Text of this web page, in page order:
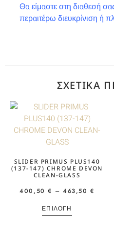
Θα είμαστε στη διαθεσή
περαιτέρω διευκρίνιση ή
ΣΧΕΤΙΚΆ
SLIDER PRIMUS PLUS140
(137-147) CHROME DEVON
CLEAN-GLASS
400,50€ – 463,50€
ΕΠΙΛΟΓΉ